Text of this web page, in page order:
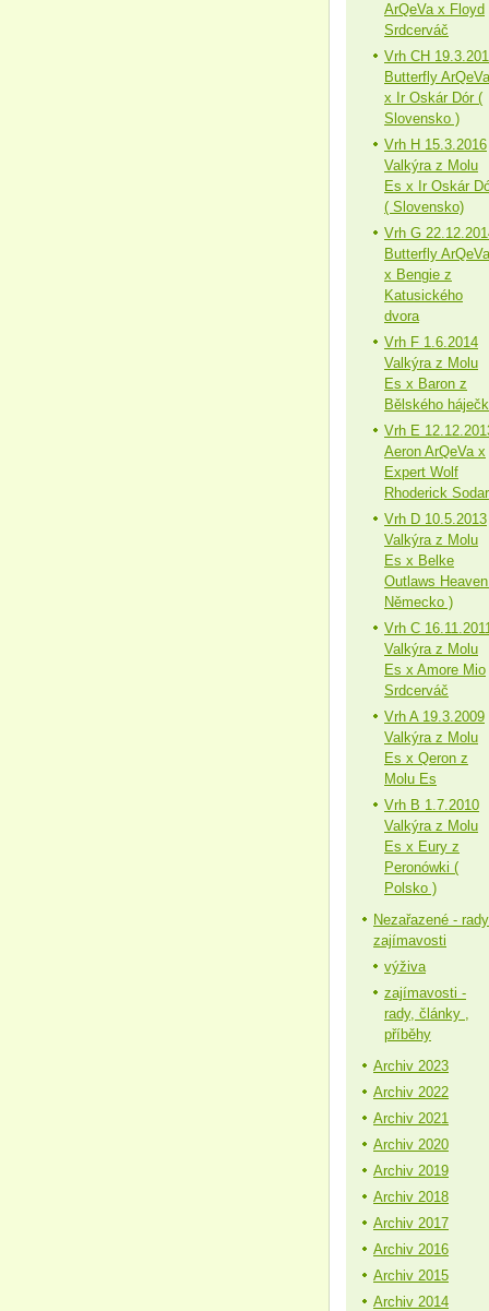
ArQeVa x Floyd
Srdcerváč
Vrh CH
Butterfly ArQeVa
x Ir Oskár Dór (
Slovensko )
Vrh H 15.3.2016
Valkýra z Molu
Es x Ir Oskár
( Slovensko)
Vrh G
Butterfly ArQeVa
x Bengie z
Katusického
dvora
Vrh F 1.6.2014
Valkýra z Molu
Es x Baron z
Bělského
Vrh E
Aeron ArQeVa x
Expert Wolf
Rhoderick Sodar
Vrh D 10.5.2013
Valkýra z Molu
Es x Belke
Outlaws
Německo )
Vrh C
Valkýra z Molu
Es x Amore Mio
Srdcerváč
Vrh A 19.3.2009
Valkýra z Molu
Es x Qeron z
Molu Es
Vrh B 1.7.2010
Valkýra z Molu
Es x Eury z
Peronówki (
Polsko )
Nezařazené -
zajímavosti
výživa
zajímavosti -
rady, články ,
příběhy
Archiv 2023
Archiv 2022
Archiv 2021
Archiv 2020
Archiv 2019
Archiv 2018
Archiv 2017
Archiv 2016
Archiv 2015
Archiv 2014